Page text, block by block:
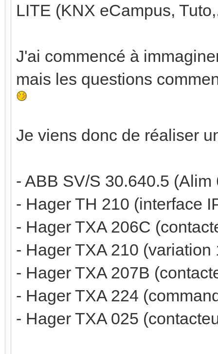
LITE (KNX eCampus,
J'ai commencé à
mais les questions
Je viens donc de réaliser
- ABB SV/S 30.640.5 (Alim
- Hager TH 210 (interface
- Hager TXA 206C
- Hager TXA 210 (variation
- Hager TXA 207B
- Hager TXA 224
- Hager TXA 025